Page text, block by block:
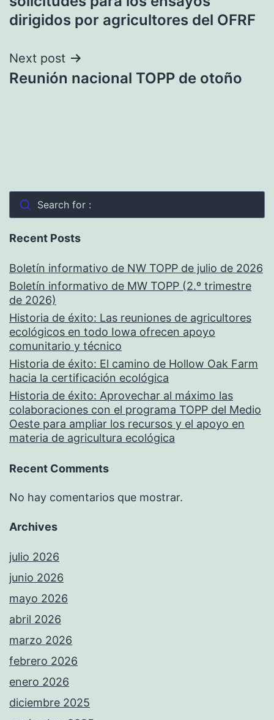
entradas
dirigidos por agricultores del OFRF
Next post
Reunión nacional TOPP de otoño
Search for :
Recent Posts
Boletín informativo de NW TOPP de julio de 2026
Boletín informativo de MW TOPP (2.º trimestre
de 2026)
Historia de éxito: Las reuniones de agricultores
ecológicos en todo Iowa ofrecen apoyo
comunitario y técnico
Historia de éxito: El camino de Hollow Oak Farm
hacia la certificación ecológica
Historia de éxito: Aprovechar al máximo las
colaboraciones con el programa TOPP del Medio
Oeste para ampliar los recursos y el apoyo en
materia de agricultura ecológica
Recent Comments
No hay comentarios que mostrar.
Archives
julio 2026
junio 2026
mayo 2026
abril 2026
marzo 2026
febrero 2026
enero 2026
diciembre 2025